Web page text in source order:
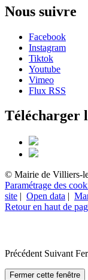
Nous suivre
Facebook
Instagram
Tiktok
Youtube
Vimeo
Flux RSS
Télécharger
© Mairie de Villiers-
Paramétrage des
site | Open data |
Retour en haut de
Précédent Suivant
Fermer cette fenêtre